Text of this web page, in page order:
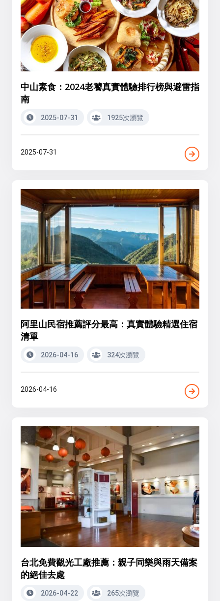
中山素食：2024老饕真實體驗排行榜與避雷指
南
2025-07-31 1925次瀏覽
2025-07-31
阿里山民宿推薦評分最高：真實體驗精選住宿
清單
2026-04-16 324次瀏覽
2026-04-16
台北免費觀光工廠推薦：親子同樂與雨天備案
的絕佳去處
2026-04-22 265次瀏覽